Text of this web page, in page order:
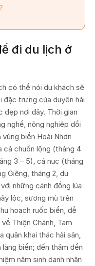
đi du lịch ở
có thể nói du khách sẽ
trưng của duyên hải
đẹp nơi đây. Thời gian
nghề, nông nghiệp dồi
biển Hoài Nhơn
cá chuồn lộng (tháng 4
3 – 5), cá nục (tháng
Giêng, tháng 2, du
những cánh đồng lúa
lộc, sương mù trên
hoạch ruốc biển, dễ
Thiện Chánh, Tam
quân khai thác hải sản,
biển; đến thăm đền
năm sinh danh nhân